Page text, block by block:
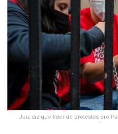
Juiz diz que líder de protestos pró-